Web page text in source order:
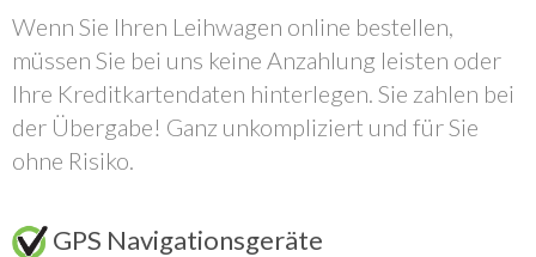
Wenn Sie Ihren Leihwagen online bestellen,
müssen Sie bei uns keine Anzahlung leisten oder
Ihre Kreditkartendaten hinterlegen. Sie zahlen bei
der Übergabe! Ganz unkompliziert und für Sie
ohne Risiko.
GPS Navigationsgeräte